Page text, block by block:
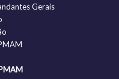
Gerais